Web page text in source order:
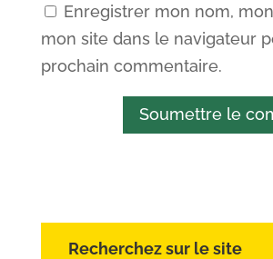
Enregistrer mon nom,
mon site dans le navigateur
prochain commentaire.
Soumettre le
Recherchez sur le site